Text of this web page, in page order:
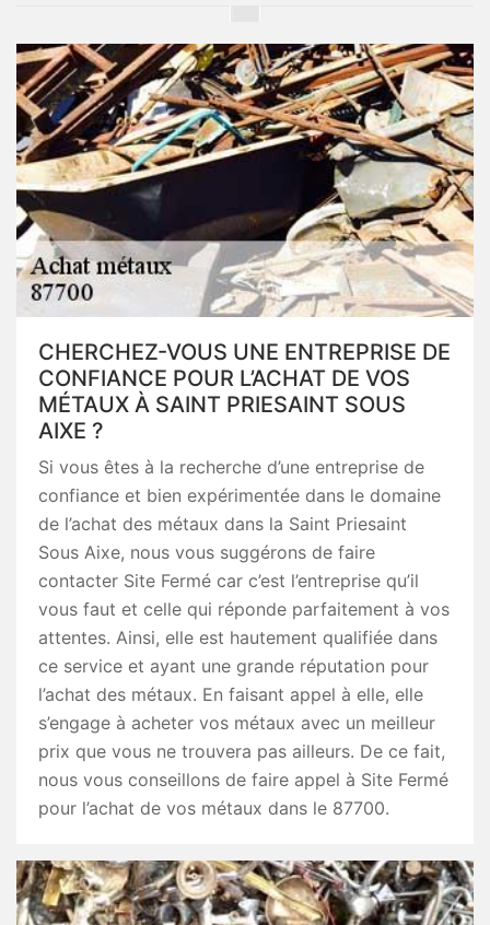
CHERCHEZ-VOUS UNE ENTREPRISE DE
CONFIANCE POUR L’ACHAT DE VOS
MÉTAUX À SAINT PRIESAINT SOUS
AIXE ?
Si vous êtes à la recherche d’une entreprise de
confiance et bien expérimentée dans le domaine
de l’achat des métaux dans la Saint Priesaint
Sous Aixe, nous vous suggérons de faire
contacter Site Fermé car c’est l’entreprise qu’il
vous faut et celle qui réponde parfaitement à vos
attentes. Ainsi, elle est hautement qualifiée dans
ce service et ayant une grande réputation pour
l’achat des métaux. En faisant appel à elle, elle
s’engage à acheter vos métaux avec un meilleur
prix que vous ne trouvera pas ailleurs. De ce fait,
nous vous conseillons de faire appel à Site Fermé
pour l’achat de vos métaux dans le 87700.